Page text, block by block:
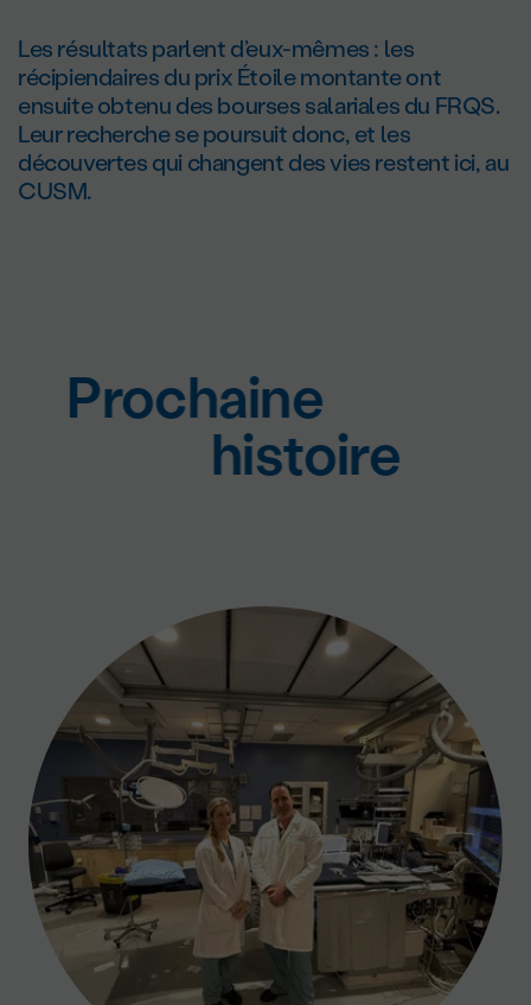
Les résultats parlent d’eux-mêmes : les
récipiendaires du prix Étoile montante ont
ensuite obtenu des bourses salariales du FRQS.
Leur recherche se poursuit donc, et les
découvertes qui changent des vies restent ici, au
CUSM.
Prochaine
histoire